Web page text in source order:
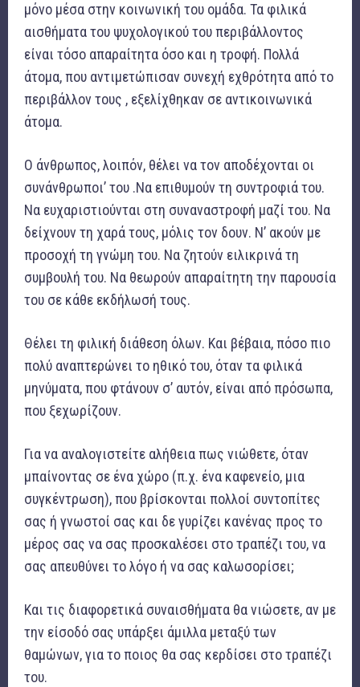
μόνο μέσα στην κοινωνική του ομάδα. Τα φιλικά
αισθήματα του ψυχολογικού του περιβάλλοντος
είναι τόσο απαραίτητα όσο και η τροφή. Πολλά
άτομα, που αντιμετώπισαν συνεχή εχθρότητα από το
περιβάλλον τους , εξελίχθηκαν σε αντικοινωνικά
άτομα.
Ο άνθρωπος, λοιπόν, θέλει να τον αποδέχονται οι
συνάνθρωποι’ του .Να επιθυμούν τη συντροφιά του.
Να ευχαριστιούνται στη συναναστροφή μαζί του. Να
δείχνουν τη χαρά τους, μόλις τον δουν. Ν’ ακούν με
προσοχή τη γνώμη του. Να ζητούν ειλικρινά τη
συμβουλή του. Να θεωρούν απαραίτητη την παρουσία
του σε κάθε εκδήλωσή τους.
Θέλει τη φιλική διάθεση όλων. Και βέβαια, πόσο πιο
πολύ αναπτερώνει το ηθικό του, όταν τα φιλικά
μηνύματα, που φτάνουν σ’ αυτόν, είναι από πρόσωπα,
που ξεχωρίζουν.
Για να αναλογιστείτε αλήθεια πως νιώθετε, όταν
μπαίνοντας σε ένα χώρο (π.χ. ένα καφενείο, μια
συγκέντρωση), που βρίσκονται πολλοί συντοπίτες
σας ή γνωστοί σας και δε γυρίζει κανένας προς το
μέρος σας να σας προσκαλέσει στο τραπέζι του, να
σας απευθύνει το λόγο ή να σας καλωσορίσει;
Και τις διαφορετικά συναισθήματα θα νιώσετε, αν με
την είσοδό σας υπάρξει άμιλλα μεταξύ των
θαμώνων, για το ποιος θα σας κερδίσει στο τραπέζι
του.